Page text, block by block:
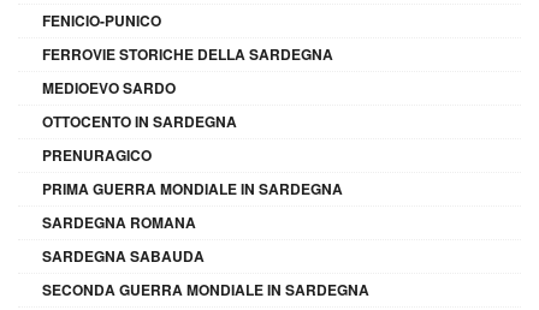
FENICIO-PUNICO
FERROVIE STORICHE DELLA SARDEGNA
MEDIOEVO SARDO
OTTOCENTO IN SARDEGNA
PRENURAGICO
PRIMA GUERRA MONDIALE IN SARDEGNA
SARDEGNA ROMANA
SARDEGNA SABAUDA
SECONDA GUERRA MONDIALE IN SARDEGNA